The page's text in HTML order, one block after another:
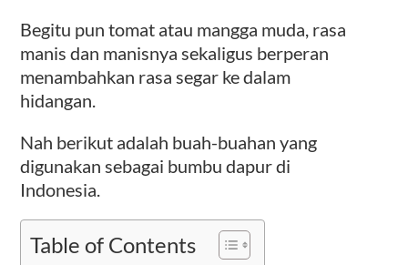
Begitu pun tomat atau mangga muda, rasa
manis dan manisnya sekaligus berperan
menambahkan rasa segar ke dalam
hidangan.
Nah berikut adalah buah-buahan yang
digunakan sebagai bumbu dapur di
Indonesia.
Table of Contents